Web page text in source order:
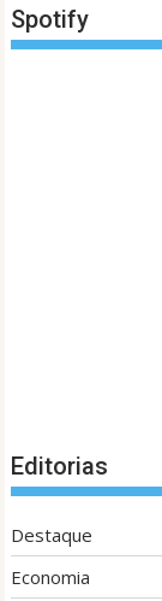
Spotify
Editorias
Destaque
Economia